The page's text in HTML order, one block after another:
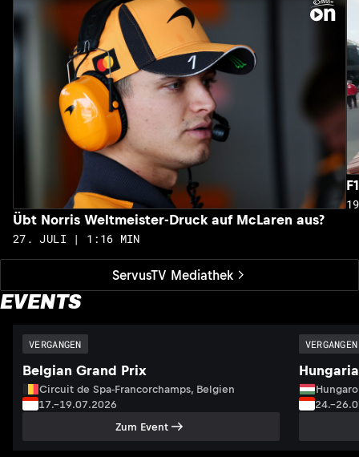
ServusTV Mediathek
Übt Norris Weltmeister-Druck auf McLaren aus?
27. JULI | 1:16 MIN
EVENTS
VERGANGEN
Belgian Grand Prix
Circuit de Spa-Francorchamps, Belgien
17.–19.07.2026
Zum Event
VERGANGEN